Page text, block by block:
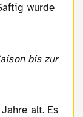
wurde
bis zur
alt. Es